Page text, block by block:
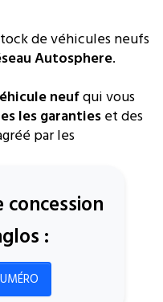
de véhicules neufs
Autosphere.
neufqui vous
les garantieset des
par les
: